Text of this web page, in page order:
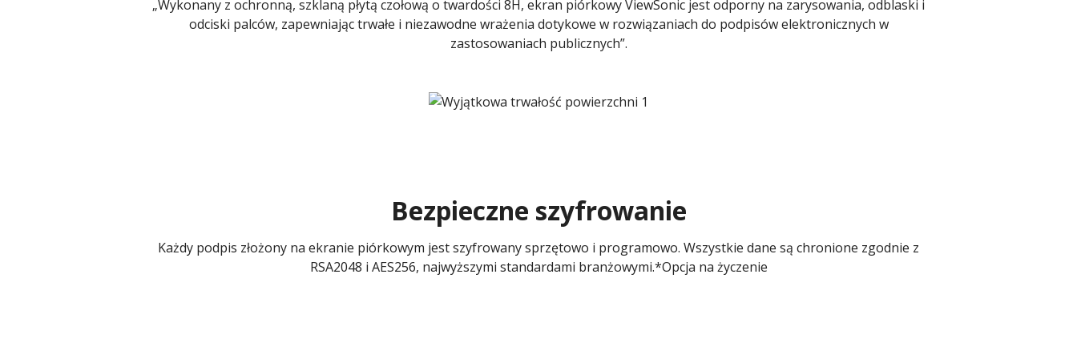
„Wykonany z ochronną, szklaną płytą czołową o twardości 8H, ekran piórkowy ViewSonic jest odporny na zarysowania, odblaski i
odciski palców, zapewniając trwałe i niezawodne wrażenia dotykowe w rozwiązaniach do podpisów elektronicznych w
zastosowaniach publicznych”.
Bezpieczne szyfrowanie
Każdy podpis złożony na ekranie piórkowym jest szyfrowany sprzętowo i programowo. Wszystkie dane są chronione zgodnie z
RSA2048 i AES256, najwyższymi standardami branżowymi.*Opcja na życzenie